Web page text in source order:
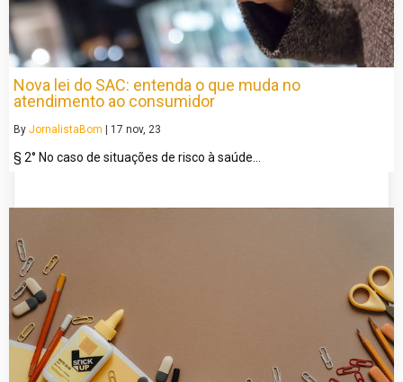
Nova lei do SAC: entenda o que muda no
atendimento ao consumidor
By JornalistaBom | 17 nov, 23
§ 2° No caso de situações de risco à saúde…